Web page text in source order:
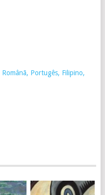
Românã, Portugês, Filipino,